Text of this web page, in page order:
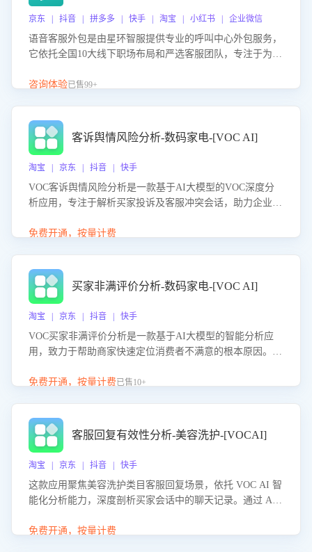
京东 | 抖音 | 拼多多 | 快手 | 淘宝 | 小红书 | 企业微信
语音客服外包是由星环智服提供专业的呼叫中心外包服务，
它依托全国10大线下职场布局和严选客服团队，专注于为企
客服团队和智能工具提升语音客服服务效率和质量，帮助企
咨询体验已售99+
客诉舆情风险分析-数码家电-[VOC AI]
淘宝 | 京东 | 抖音 | 快手
VOC客诉舆情风险分析是一款基于AI大模型的VOC深度分
析应用，专注于解析买家投诉及客服冲突会话，助力企业精
别客户情绪、归因争议根源，并客观评估客服应对合理性与
能力，阻断差评扩散，维护品牌声誉，实现客户满意度的持
续提升。
免费开通，按量计费
买家非满评价分析-数码家电-[VOC AI]
淘宝 | 京东 | 抖音 | 快手
VOC买家非满评价分析是一款基于AI大模型的智能分析应
用，致力于帮助商家快速定位消费者不满意的根本原因。该
客服原因或其它部门原因，明确责任归属，提供可落地的改
改，有效提升客户满意度和店铺整体服务质量。
免费开通，按量计费已售10+
客服回复有效性分析-美容洗护-[VOCAI]
淘宝 | 京东 | 抖音 | 快手
这款应用聚焦美容洗护类目客服回复场景，依托 VOC AI 智
能化分析能力，深度剖析买家会话中的聊天记录。通过 AI
答的有效性与完整性，输出针对性改进策略，助力商家快速
免费开通，按量计费